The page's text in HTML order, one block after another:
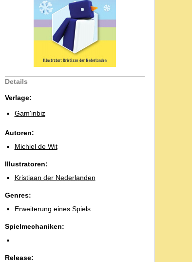
Details
Verlage:
Gam'inbiz
Autoren:
Michiel de Wit
Illustratoren:
Kristiaan der Nederlanden
Genres:
Erweiterung eines Spiels
Spielmechaniken:
Release: